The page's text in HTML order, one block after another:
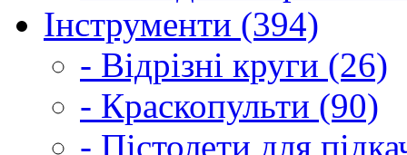
Інструменти (394)
- Відрізні круги (26)
- Краскопульти (90)
- Пістолети для